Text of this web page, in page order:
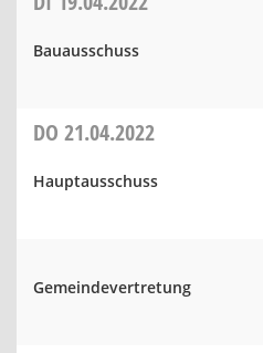
Bauausschuss
DO 21.04.2022
Hauptausschuss
Gemeindevertretung